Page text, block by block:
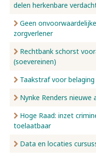
delen herkenbare
Geen
zorgverlener
Rechtbank schorst
(soevereinen)
Taakstraf voor
Nynke Renders
Hoge Raad: inzet
toelaatbaar
Data en locaties